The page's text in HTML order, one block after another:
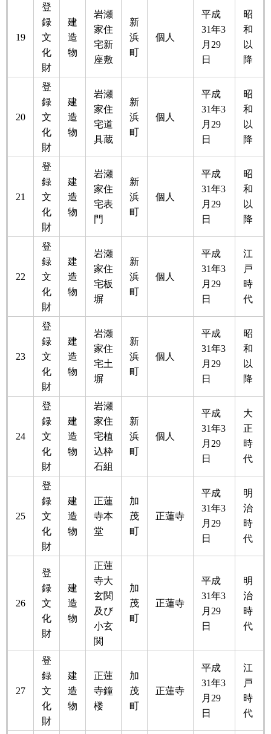
19
登
録
文
化
財
建
造
物
岩瀬
家住
宅新
座敷
新
浜
町
個人
平成
31年3
月29
日
昭
和
以
降
20
登
録
文
化
財
建
造
物
岩瀬
家住
宅道
具蔵
新
浜
町
個人
平成
31年3
月29
日
昭
和
以
降
21
登
録
文
化
財
建
造
物
岩瀬
家住
宅表
門
新
浜
町
個人
平成
31年3
月29
日
昭
和
以
降
22
登
録
文
化
財
建
造
物
岩瀬
家住
宅板
塀
新
浜
町
個人
平成
31年3
月29
日
江
戸
時
代
23
登
録
文
化
財
建
造
物
岩瀬
家住
宅土
塀
新
浜
町
個人
平成
31年3
月29
日
昭
和
以
降
24
登
録
文
化
財
建
造
物
岩瀬
家住
宅植
込枠
石組
新
浜
町
個人
平成
31年3
月29
日
大
正
時
代
25
登
録
文
化
財
建
造
物
正蓮
寺本
堂
加
茂
町
正蓮寺
平成
31年3
月29
日
明
治
時
代
26
登
録
文
化
財
建
造
物
正蓮
寺大
玄関
及び
小玄
関
加
茂
町
正蓮寺
平成
31年3
月29
日
明
治
時
代
27
登
録
文
化
財
建
造
物
正蓮
寺鐘
楼
加
茂
町
正蓮寺
平成
31年3
月29
日
江
戸
時
代